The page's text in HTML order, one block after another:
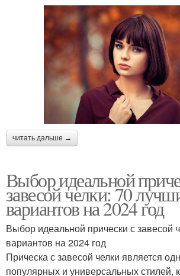
читать дальше →
Выбор идеальной
завесой челки: 70
вариантов на 2024 год
Выбор идеальной прически с завесой
вариантов на 2024 год
Прическа с завесой челки является
популярных и универсальных стилей,